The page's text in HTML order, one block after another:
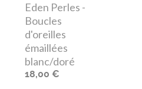
Eden Perles -
Boucles
d'oreilles
émaillées
blanc/doré
18,00 €